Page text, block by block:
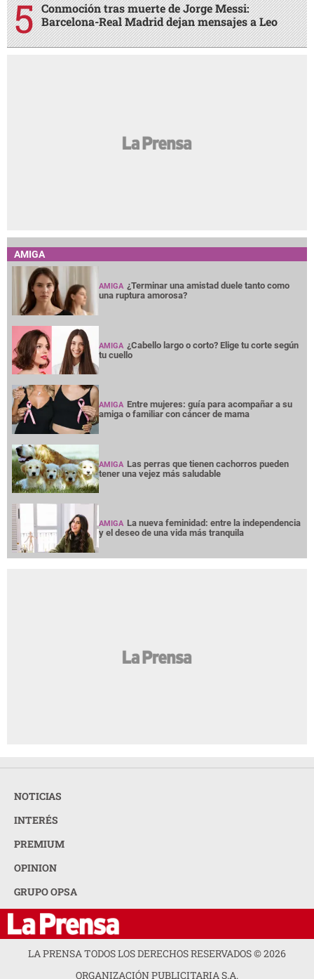
Conmoción tras muerte de Jorge Messi:
Barcelona-Real Madrid dejan mensajes a Leo
AMIGA
AMIGA ¿Terminar una amistad duele tanto como
una ruptura amorosa?
AMIGA ¿Cabello largo o corto? Elige tu corte según
tu cuello
AMIGA Entre mujeres: guía para acompañar a su
amiga o familiar con cáncer de mama
AMIGA Las perras que tienen cachorros pueden
tener una vejez más saludable
AMIGA La nueva feminidad: entre la independencia
y el deseo de una vida más tranquila
NOTICIAS
INTERÉS
PREMIUM
OPINION
GRUPO OPSA
LA PRENSA TODOS LOS DERECHOS RESERVADOS ©2026
ORGANIZACIÓN PUBLICITARIA S.A.